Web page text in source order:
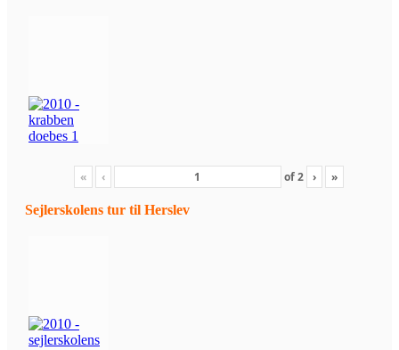
« ‹ of2 › »
Sejlerskolens tur til Herslev